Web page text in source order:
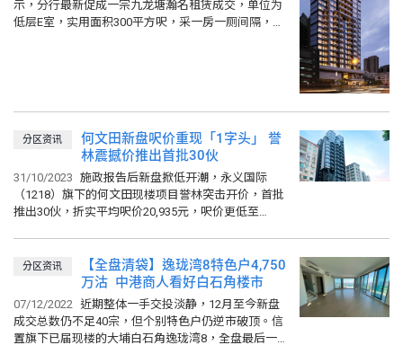
示，分行最新促成一宗九龙塘瀚名租赁成交，单位为
低层E室，实用面积300平方呎，采一房一厕间隔，单
分区资讯
何文田新盘呎价重现「1字头」 誉
林震撼价推出首批30伙
31/10/2023 施政报告后新盘掀低开潮，永义国际
（1218）旗下的何文田现楼项目誉林突击开价，首批
推出30伙，折实平均呎价20,935元，呎价更低至
分区资讯
【全盘清袋】逸珑湾8特色户4,750
万沽 中港商人看好白石角楼市
07/12/2022 近期整体一手交投淡静，12月至今新盘
成交总数仍不足40宗，但个别特色户仍逆市破顶。信
置旗下已届现楼的大埔白石角逸珑湾8，全盘最后一伙